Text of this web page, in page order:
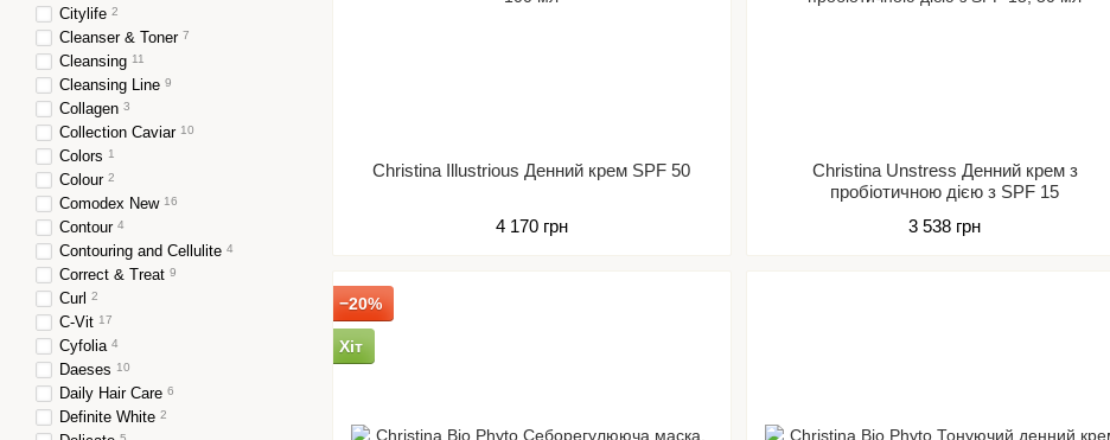
Christina Illustrious Денний крем SPF 50
4 170 грн
Christina Unstress Денний крем з
пробіотичною дією з SPF 15
3 538 грн
−20%
Хіт
Citylife 2
Cleanser & Toner 7
Cleansing 11
Cleansing Line 9
Collagen 3
Collection Caviar 10
Colors 1
Colour 2
Comodex New 16
Contour 4
Contouring and Cellulite 4
Correct & Treat 9
Curl 2
C-Vit 17
Cyfolia 4
Daeses 10
Daily Hair Care 6
Definite White 2